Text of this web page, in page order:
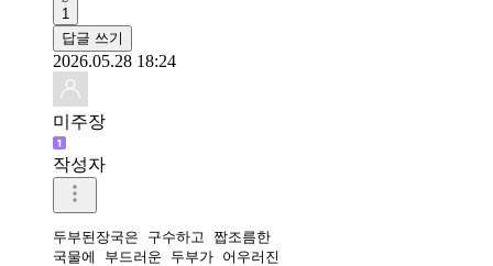
1
답글 쓰기
2026.05.28 18:24
미주장
작성자
두부된장국은 구수하고 짭조름한
국물에 부드러운 두부가 어우러진